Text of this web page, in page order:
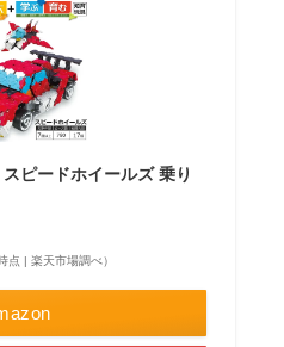
ピードホイールズ 乗り
点 | 楽天市場調べ）